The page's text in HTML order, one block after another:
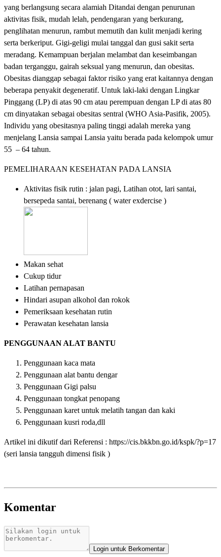
yang berlangsung secara alamiah Ditandai dengan penurunan
aktivitas fisik, mudah lelah, pendengaran yang berkurang,
penglihatan menurun, rambut memutih dan kulit menjadi kering
serta berkeriput. Gigi-geligi mulai tanggal dan gusi sakit serta
meradang. Kemampuan berjalan melambat dan keseimbangan
badan terganggu, gairah seksual yang menurun, dan obesitas.
Obesitas dianggap sebagai faktor risiko yang erat kaitannya dengan
beberapa penyakit degeneratif. Untuk laki-laki dengan Lingkar
Pinggang (LP) di atas 90 cm atau perempuan dengan LP di atas 80
cm dinyatakan sebagai obesitas sentral (WHO Asia-Pasifik, 2005).
Individu yang obesitasnya paling tinggi adalah mereka yang
menjelang Lansia sampai Lansia yaitu berada pada kelompok umur
55 – 64 tahun.
PEMELIHARAAN KESEHATAN PADA LANSIA
Aktivitas fisik rutin : jalan pagi, Latihan otot, lari santai,
bersepeda santai, berenang ( water exdercise )
Makan sehat
Cukup tidur
Latihan pernapasan
Hindari asupan alkohol dan rokok
Pemeriksaan kesehatan rutin
Perawatan kesehatan lansia
PENGGUNAAN ALAT BANTU
Penggunaan kaca mata
Penggunaan alat bantu dengar
Penggunaan Gigi palsu
Penggunaan tongkat penopang
Penggunaan karet untuk melatih tangan dan kaki
Penggunaan kusri roda,dll
Artikel ini dikutif dari Referensi : https://cis.bkkbn.go.id/kspk/?p=17
(seri lansia tangguh dimensi fisik )
Komentar
Login untuk Berkomentar